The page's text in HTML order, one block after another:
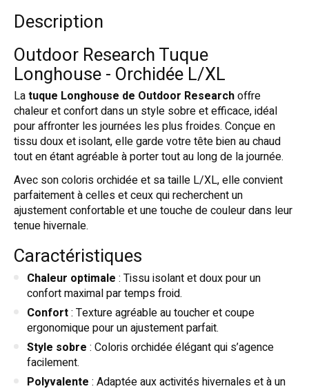
Description
Outdoor Research Tuque
Longhouse - Orchidée L/XL
Latuque Longhouse de Outdoor Researchoffre
chaleur et confort dans un style sobre et efficace, idéal
pour affronter les journées les plus froides. Conçue en
tissu doux et isolant, elle garde votre tête bien au chaud
tout en étant agréable à porter tout au long de la journée.
Avec son coloris orchidée et sa taille L/XL, elle convient
parfaitement à celles et ceux qui recherchent un
ajustement confortable et une touche de couleur dans leur
tenue hivernale.
Caractéristiques
Chaleur optimale : Tissu isolant et doux pour un
confort maximal par temps froid.
Confort: Texture agréable au toucher et coupe
ergonomique pour un ajustement parfait.
Style sobre : Coloris orchidée élégant qui s’agence
facilement.
Polyvalente : Adaptée aux activités hivernales et à un